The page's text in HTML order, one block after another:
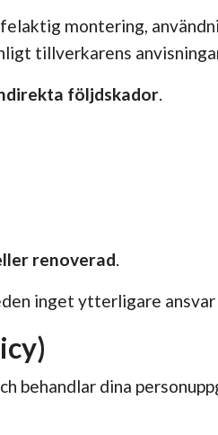
montering,
tillverkarens
följdskador.
renoverad.
inget ytterligare
behandlar dina